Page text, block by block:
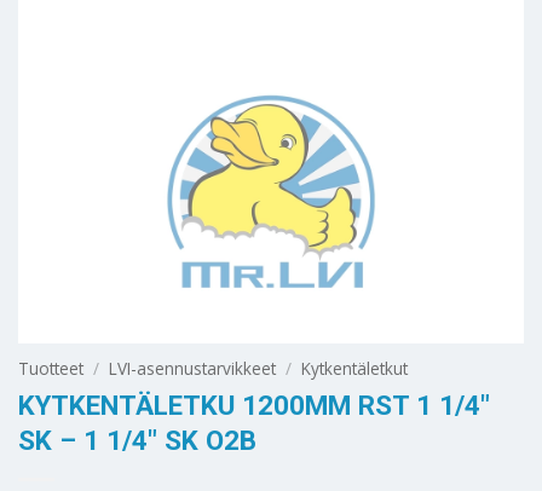
Tuotteet / LVI-asennustarvikkeet / Kytkentäletkut
KYTKENTÄLETKU 1200MM RST 1 1/4″
SK – 1 1/4″ SK O2B